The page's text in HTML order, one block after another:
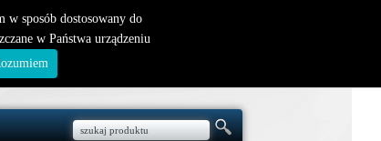
nowy klient
w sposób dostosowany do
w Państwa urządzeniu